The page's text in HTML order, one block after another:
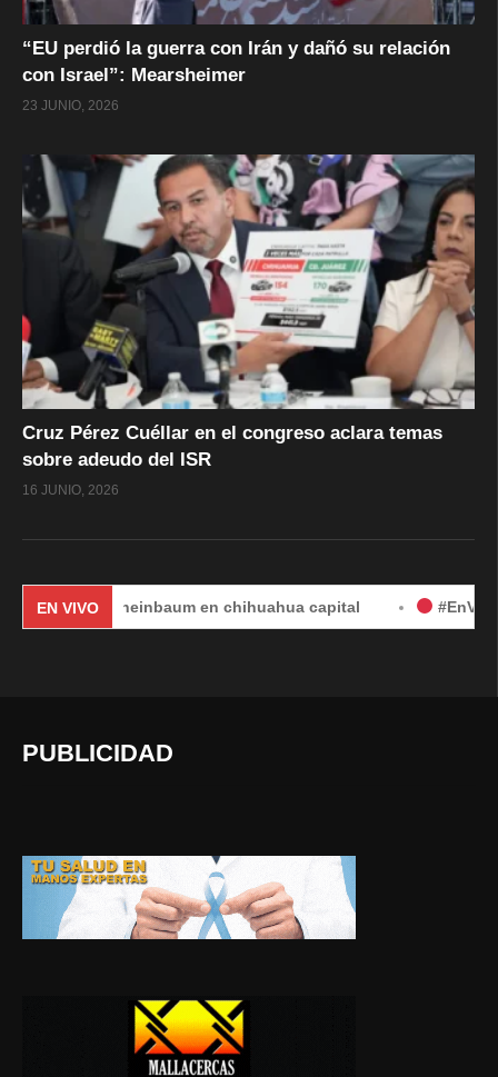
“EU perdió la guerra con Irán y dañó su relación
con Israel”: Mearsheimer
23 JUNIO, 2026
Cruz Pérez Cuéllar en el congreso aclara temas
sobre adeudo del ISR
16 JUNIO, 2026
EN VIVO
Sheinbaum en chihuahua capital #EnVivo | DÍA 2:
PUBLICIDAD